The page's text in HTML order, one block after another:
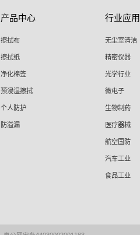
产品中心
擦拭布
擦拭纸
净化棉签
预浸湿擦拭
个人防护
防溢漏
行业应用
无尘室清洁
精密仪器
光学行业
微电子
生物制药
医疗器械
航空国防
汽车工业
食品工业